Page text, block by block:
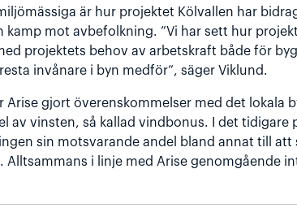
är hur projektet Kölvallen har
kamp mot avbefolkning. ”Vi har sett hur
projektets behov av arbetskraft både för
invånare i byn medför”, säger Viklund.
Arise gjort överenskommelser med det lokala
av vinsten, så kallad vindbonus. I det tidigare
sin motsvarande andel bland annat till att
Alltsammans i linje med Arise genomgående